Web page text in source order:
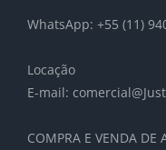
WhatsApp: +55 (11)
Locação
E-mail:
COMPRA E VENDA DE